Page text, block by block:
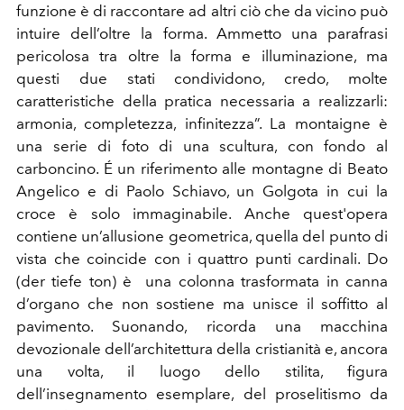
funzione è di raccontare ad altri ciò che da vicino può
intuire dell’oltre la forma. Ammetto una parafrasi
pericolosa tra oltre la forma e illuminazione, ma
questi due stati condividono, credo, molte
caratteristiche della pratica necessaria a realizzarli:
armonia, completezza, infinitezza”. La montaigne è
una serie di foto di una scultura, con fondo al
carboncino. É un riferimento alle montagne di Beato
Angelico e di Paolo Schiavo, un Golgota in cui la
croce è solo immaginabile. Anche quest'opera
contiene un’allusione geometrica, quella del punto di
vista che coincide con i quattro punti cardinali. Do
(der tiefe ton) è una colonna trasformata in canna
d’organo che non sostiene ma unisce il soffitto al
pavimento. Suonando, ricorda una macchina
devozionale dell’architettura della cristianità e, ancora
una volta, il luogo dello stilita, figura
dell’insegnamento esemplare, del proselitismo da